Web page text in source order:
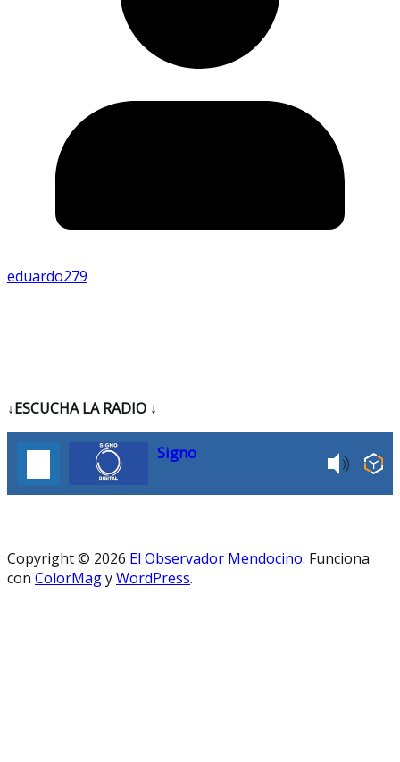
eduardo279
↓ESCUCHA LA RADIO ↓
Signo
Copyright © 2026 El Observador Mendocino. Funciona
con ColorMagyWordPress.